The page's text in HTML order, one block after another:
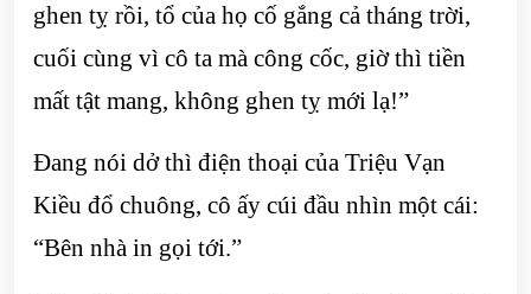
ghen tỵ rồi, tổ của họ cố gắng cả tháng trời,
cuối cùng vì cô ta mà công cốc, giờ thì tiền
mất tật mang, không ghen tỵ mới lạ!”
Đang nói dở thì điện thoại của Triệu Vạn
Kiều đổ chuông, cô ấy cúi đầu nhìn một cái:
“Bên nhà in gọi tới.”